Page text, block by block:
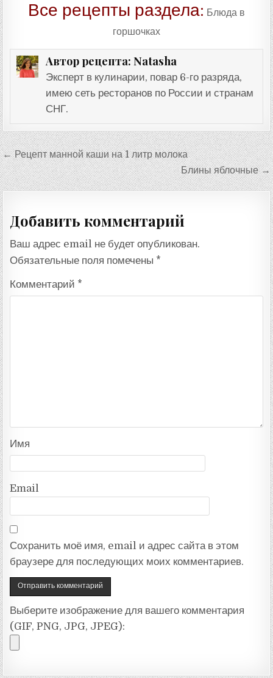
Все рецепты раздела: Блюда в
горшочках
Автор рецепта: Natasha
Эксперт в кулинарии, повар 6-го разряда,
имею сеть ресторанов по России и странам
СНГ.
Навигация
по
записям
← Рецепт манной каши на 1 литр молока
Блины яблочные →
Добавить комментарий
Ваш адрес email не будет опубликован.
Обязательные поля помечены *
Комментарий *
Имя
Email
Сохранить моё имя, email и адрес сайта в этом
браузере для последующих моих комментариев.
Выберите изображение для вашего комментария
(GIF, PNG, JPG, JPEG):